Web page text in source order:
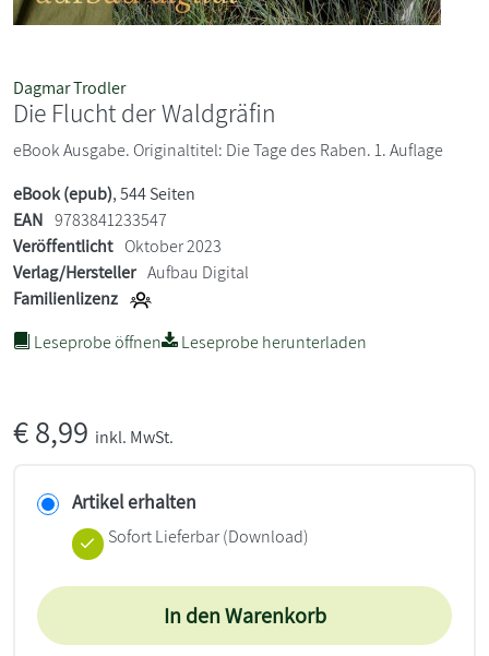
Dagmar Trodler
Die Flucht der Waldgräfin
eBook Ausgabe. Originaltitel: Die Tage des Raben. 1. Auflage
eBook (epub), 544 Seiten
EAN 9783841233547
Veröffentlicht Oktober 2023
Verlag/Hersteller Aufbau Digital
Familienlizenz
Leseprobe öffnen
Leseprobe herunterladen
€8,99 inkl. MwSt.
Artikel erhalten
Sofort Lieferbar (Download)
In den Warenkorb